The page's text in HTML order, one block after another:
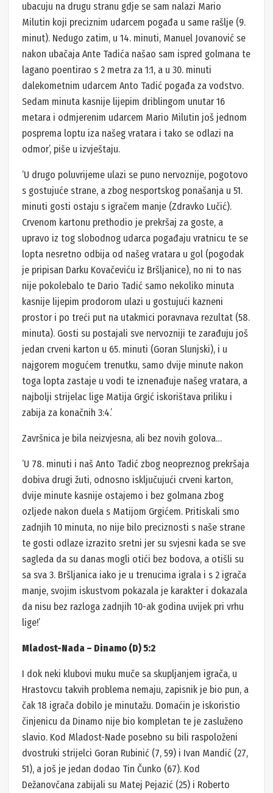
ubacuju na drugu stranu gdje se sam nalazi Mario
Milutin koji preciznim udarcem pogađa u same rašlje (9.
minut). Nedugo zatim, u 14. minuti, Manuel Jovanović se
nakon ubačaja Ante Tadića našao sam ispred golmana te
lagano poentirao s 2 metra za 1:1, a u 30. minuti
dalekometnim udarcem Anto Tadić pogađa za vodstvo.
Sedam minuta kasnije lijepim driblingom unutar 16
metara i odmjerenim udarcem Mario Milutin još jednom
posprema loptu iza našeg vratara i tako se odlazi na
odmor’, piše u izvještaju.
‘U drugo poluvrijeme ulazi se puno nervoznije, pogotovo
s gostujuće strane, a zbog nesportskog ponašanja u 51.
minuti gosti ostaju s igračem manje (Zdravko Lučić).
Crvenom kartonu prethodio je prekršaj za goste, a
upravo iz tog slobodnog udarca pogađaju vratnicu te se
lopta nesretno odbija od našeg vratara u gol (pogodak
je pripisan Darku Kovačeviću iz Bršljanice), no ni to nas
nije pokolebalo te Dario Tadić samo nekoliko minuta
kasnije lijepim prodorom ulazi u gostujući kazneni
prostor i po treći put na utakmici poravnava rezultat (58.
minuta). Gosti su postajali sve nervozniji te zarađuju još
jedan crveni karton u 65. minuti (Goran Slunjski), i u
najgorem mogućem trenutku, samo dvije minute nakon
toga lopta zastaje u vodi te iznenađuje našeg vratara, a
najbolji strijelac lige Matija Grgić iskorištava priliku i
zabija za konačnih 3:4.’
Završnica je bila neizvjesna, ali bez novih golova…
‘U 78. minuti i naš Anto Tadić zbog neopreznog prekršaja
dobiva drugi žuti, odnosno isključujući crveni karton,
dvije minute kasnije ostajemo i bez golmana zbog
ozljede nakon duela s Matijom Grgićem. Pritiskali smo
zadnjih 10 minuta, no nije bilo preciznosti s naše strane
te gosti odlaze izrazito sretni jer su svjesni kada se sve
sagleda da su danas mogli otići bez bodova, a otišli su
sa sva 3. Bršljanica iako je u trenucima igrala i s 2 igrača
manje, svojim iskustvom pokazala je karakter i dokazala
da nisu bez razloga zadnjih 10-ak godina uvijek pri vrhu
lige!’
Mladost-Nada – Dinamo (D) 5:2
I dok neki klubovi muku muče sa skupljanjem igrača, u
Hrastovcu takvih problema nemaju, zapisnik je bio pun, a
čak 18 igrača dobilo je minutažu. Domaćin je iskoristio
činjenicu da Dinamo nije bio kompletan te je zasluženo
slavio. Kod Mladost-Nade posebno su bili raspoloženi
dvostruki strijelci Goran Rubinić (7, 59) i Ivan Mandić (27,
51), a još je jedan dodao Tin Čunko (67). Kod
Dežanovčana zabijali su Matej Pejazić (25) i Roberto